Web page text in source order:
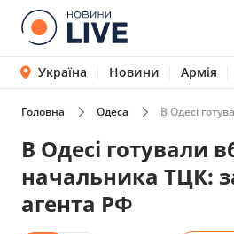
Україна Новини Армія
Головна Одеса В Одесі
В Одесі готували
начальника ТЦК:
агента РФ